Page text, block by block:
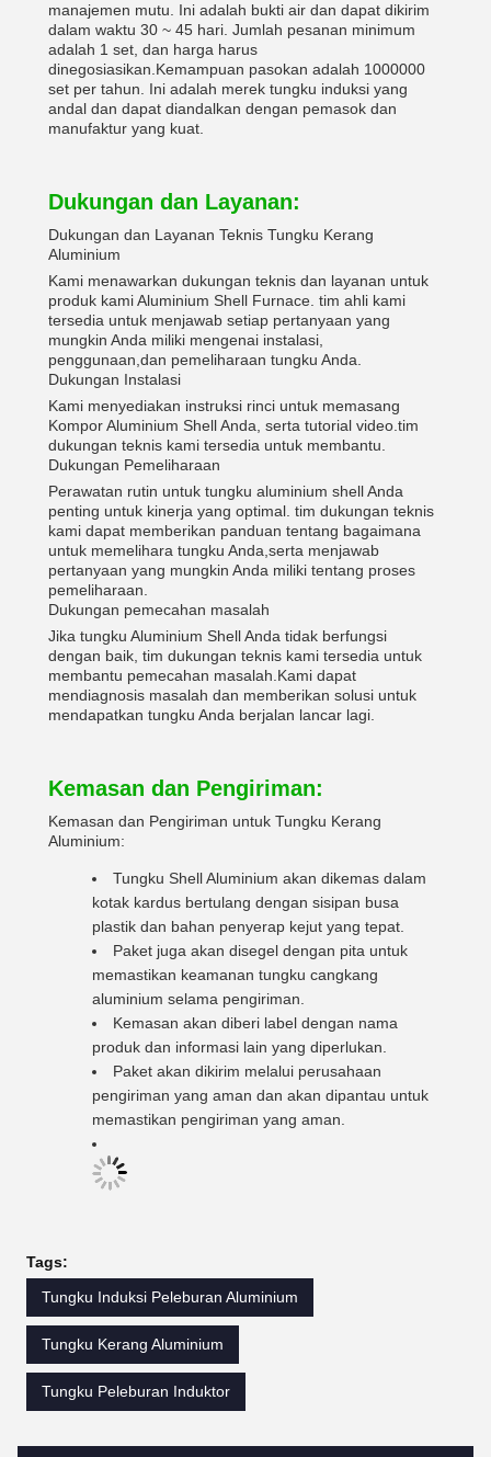
manajemen mutu. Ini adalah bukti air dan dapat dikirim
dalam waktu 30 ~ 45 hari. Jumlah pesanan minimum
adalah 1 set, dan harga harus
dinegosiasikan.Kemampuan pasokan adalah 1000000
set per tahun. Ini adalah merek tungku induksi yang
andal dan dapat diandalkan dengan pemasok dan
manufaktur yang kuat.
Dukungan dan Layanan:
Dukungan dan Layanan Teknis Tungku Kerang
Aluminium
Kami menawarkan dukungan teknis dan layanan untuk
produk kami Aluminium Shell Furnace. tim ahli kami
tersedia untuk menjawab setiap pertanyaan yang
mungkin Anda miliki mengenai instalasi,
penggunaan,dan pemeliharaan tungku Anda.
Dukungan Instalasi
Kami menyediakan instruksi rinci untuk memasang
Kompor Aluminium Shell Anda, serta tutorial video.tim
dukungan teknis kami tersedia untuk membantu.
Dukungan Pemeliharaan
Perawatan rutin untuk tungku aluminium shell Anda
penting untuk kinerja yang optimal. tim dukungan teknis
kami dapat memberikan panduan tentang bagaimana
untuk memelihara tungku Anda,serta menjawab
pertanyaan yang mungkin Anda miliki tentang proses
pemeliharaan.
Dukungan pemecahan masalah
Jika tungku Aluminium Shell Anda tidak berfungsi
dengan baik, tim dukungan teknis kami tersedia untuk
membantu pemecahan masalah.Kami dapat
mendiagnosis masalah dan memberikan solusi untuk
mendapatkan tungku Anda berjalan lancar lagi.
Kemasan dan Pengiriman:
Kemasan dan Pengiriman untuk Tungku Kerang
Aluminium:
Tungku Shell Aluminium akan dikemas dalam
kotak kardus bertulang dengan sisipan busa
plastik dan bahan penyerap kejut yang tepat.
Paket juga akan disegel dengan pita untuk
memastikan keamanan tungku cangkang
aluminium selama pengiriman.
Kemasan akan diberi label dengan nama
produk dan informasi lain yang diperlukan.
Paket akan dikirim melalui perusahaan
pengiriman yang aman dan akan dipantau untuk
memastikan pengiriman yang aman.
Tags:
Tungku Induksi Peleburan Aluminium
Tungku Kerang Aluminium
Tungku Peleburan Induktor